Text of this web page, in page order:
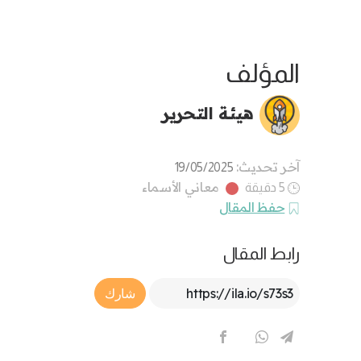
المؤلف
هيئة التحرير
آخر تحديث: 19/05/2025
5 دقيقة
معاني الأسماء
حفظ المقال
رابط المقال
Article Link
شارك